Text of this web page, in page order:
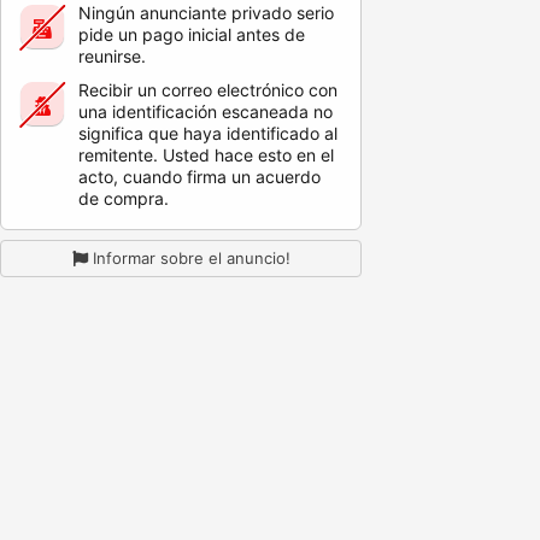
Ningún anunciante privado serio
pide un pago inicial antes de
reunirse.
Recibir un correo electrónico con
una identificación escaneada no
significa que haya identificado al
remitente. Usted hace esto en el
acto, cuando firma un acuerdo
de compra.
Informar sobre el anuncio!